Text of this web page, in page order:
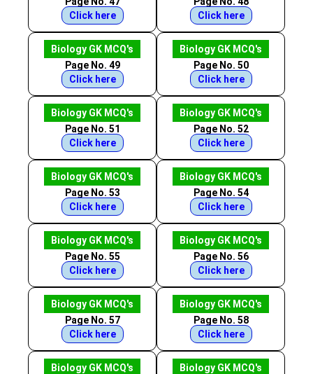
Click here
Click here
Biology GK MCQ's
Page No. 49
Click here
Biology GK MCQ's
Page No. 50
Click here
Biology GK MCQ's
Page No. 51
Click here
Biology GK MCQ's
Page No. 52
Click here
Biology GK MCQ's
Page No. 53
Click here
Biology GK MCQ's
Page No. 54
Click here
Biology GK MCQ's
Page No. 55
Click here
Biology GK MCQ's
Page No. 56
Click here
Biology GK MCQ's
Page No. 57
Click here
Biology GK MCQ's
Page No. 58
Click here
Biology GK MCQ's
Biology GK MCQ's